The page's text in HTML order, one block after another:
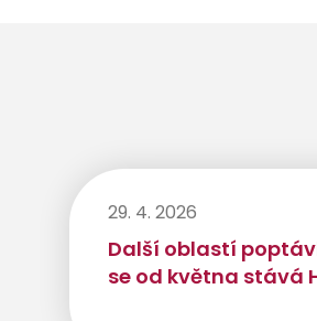
29. 4. 2026
Další oblastí
se od května stává